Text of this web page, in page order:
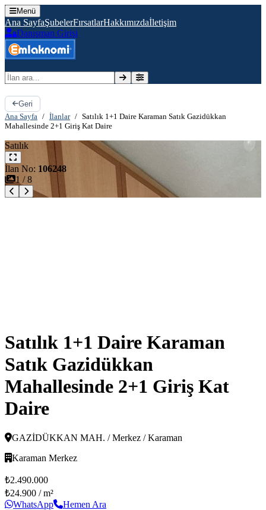
Menü
Ana SayfaŞubelerFırsatlarHakkımızdaİletişim
Danışman Girişi
İlan ara
Geri
Ana Sayfa / İlanlar / Satılık 1+1 Daire Karaman Satık Gazidükkan
Mahallesinde 2+1 Giriş Kat Daire
Satılık
İlan No: 106248
1 /8
Satılık 1+1 Daire Karaman
Satık Gazidükkan
Mahallesinde 2+1 Giriş Kat
Daire
GAZİDÜKKAN MAH. / Merkez / Karaman
Karaman Merkez
₺2.490.000
₺24.900 / m²
WhatsApp
Hemen Ara